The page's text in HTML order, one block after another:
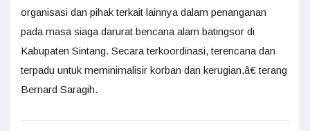
organisasi dan pihak terkait lainnya dalam penanganan
pada masa siaga darurat bencana alam batingsor di
Kabupaten Sintang. Secara terkoordinasi, terencana dan
terpadu untuk meminimalisir korban dan kerugian,â€ terang
Bernard Saragih.